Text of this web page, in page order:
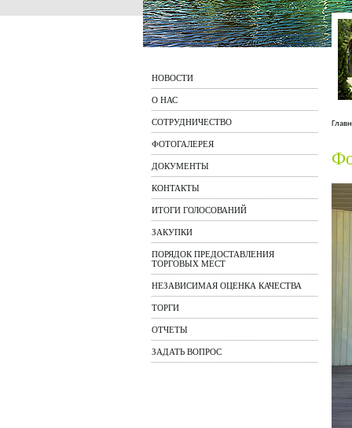
НОВОСТИ
О НАС
СОТРУДНИЧЕСТВО
ФОТОГАЛЕРЕЯ
ДОКУМЕНТЫ
КОНТАКТЫ
ИТОГИ ГОЛОСОВАНИЙ
ЗАКУПКИ
ПОРЯДОК ПРЕДОСТАВЛЕНИЯ
ТОРГОВЫХ МЕСТ
НЕЗАВИСИМАЯ ОЦЕНКА КАЧЕСТВА
ТОРГИ
ОТЧЕТЫ
ЗАДАТЬ ВОПРОС